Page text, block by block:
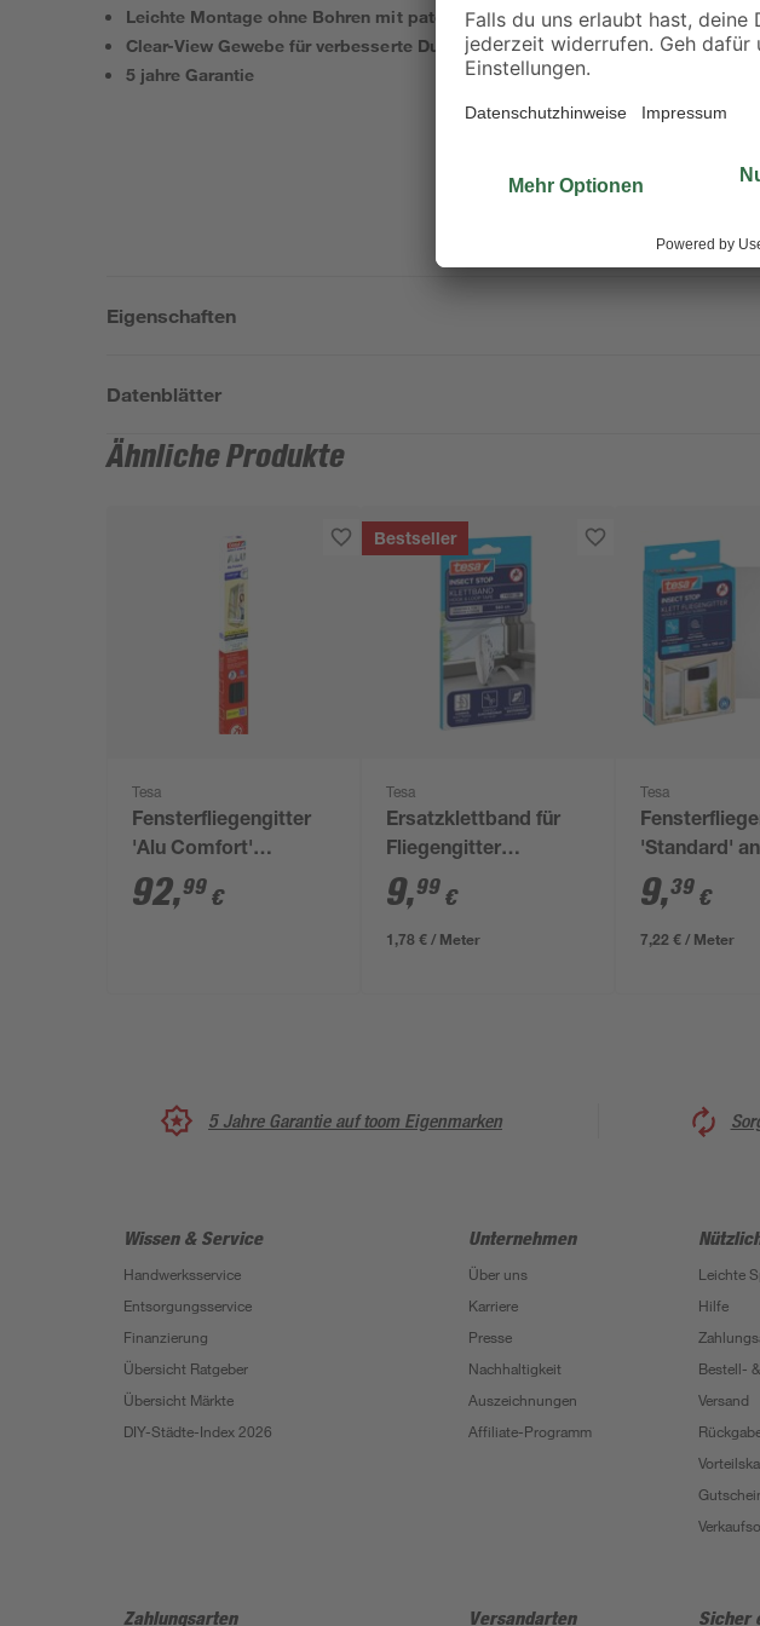
Leichte Montage ohne Bohren mit patentierten Easy-Fit Eckverbindern
Clear-View Gewebe für verbesserte Durchsicht und optimierte
5 jahre Garantie
Eigenschaften
Datenblätter
Ähnliche Produkte
Tesa
Fensterfliegengitter
'Alu Comfort'
anthrazit 140 x 150
cm
92,99 €
Bestseller
Tesa
Ersatzklettband für
Fliegengitter
9,99 €
1,78 € / Meter
Tesa
'Standard'
110 x 130 cm
9,39 €
7,22 € / Meter
5 Jahre Garantie auf toom Eigenmarken
Wissen & Service
Handwerksservice
Entsorgungsservice
Finanzierung
Übersicht Ratgeber
Übersicht Märkte
DIY-Städte-Index 2026
Unternehmen
Über uns
Karriere
Presse
Nachhaltigkeit
Auszeichnungen
Affiliate-Programm
Leichte
Hilfe
Bestell-
Versand
Zahlungsarten Versandarten Sicher